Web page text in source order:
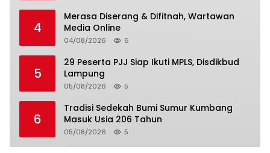
4
Merasa Diserang & Difitnah, Wartawan
Media Online
04/08/2026 6
5
29 Peserta PJJ Siap Ikuti MPLS, Disdikbud
Lampung
05/08/2026 5
6
Tradisi Sedekah Bumi Sumur Kumbang
Masuk Usia 206 Tahun
05/08/2026 5